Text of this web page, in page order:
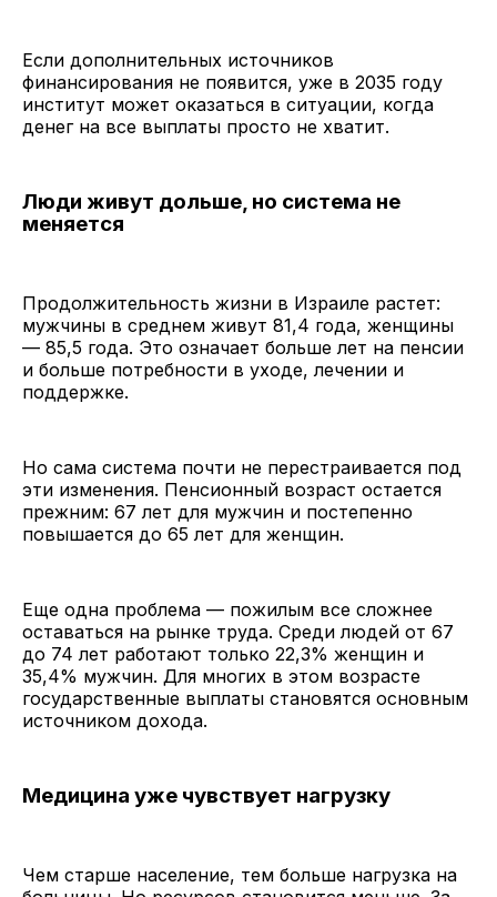
Если дополнительных источников
финансирования не появится, уже в 2035 году
институт может оказаться в ситуации, когда
денег на все выплаты просто не хватит.
Люди живут дольше, но система не
меняется
Продолжительность жизни в Израиле растет:
мужчины в среднем живут 81,4 года, женщины
— 85,5 года. Это означает больше лет на пенсии
и больше потребности в уходе, лечении и
поддержке.
Но сама система почти не перестраивается под
эти изменения. Пенсионный возраст остается
прежним: 67 лет для мужчин и постепенно
повышается до 65 лет для женщин.
Еще одна проблема — пожилым все сложнее
оставаться на рынке труда. Среди людей от 67
до 74 лет работают только 22,3% женщин и
35,4% мужчин. Для многих в этом возрасте
государственные выплаты становятся основным
источником дохода.
Медицина уже чувствует нагрузку
Чем старше население, тем больше нагрузка на